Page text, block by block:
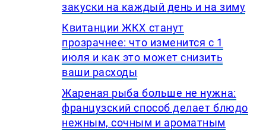
закуски на каждый день и на зиму
Квитанции ЖКХ станут
прозрачнее: что изменится с 1
июля и как это может снизить
ваши расходы
Жареная рыба больше не нужна:
французский способ делает блюдо
нежным, сочным и ароматным